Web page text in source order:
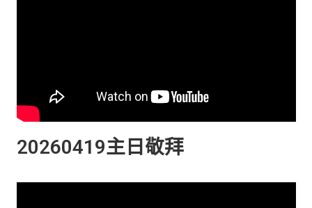
20260419主日敬拜